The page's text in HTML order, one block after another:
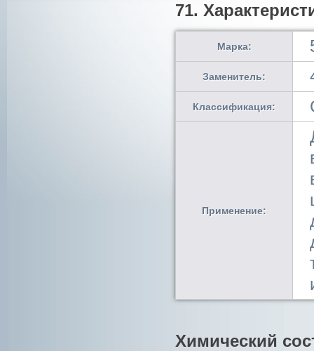
71.
Марка:
Заменитель:
Классификация:
Применение:
Химический